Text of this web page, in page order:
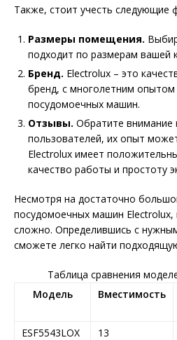
Также, стоит учесть следующие
Размеры помещения.
подходит по размерам вашей
Бренд. Electrolux – это
бренд, с многолетним опытом
посудомоечных машин.
Отзывы. Обратите внимание
пользователей, их опыт
Electrolux имеет
качество работы и простоту
Несмотря на достаточно
посудомоечных машин
сложно. Определившись с
сможете легко найти
Таблица сравнения
Модель
Вместимость
ESF5543LOX
13